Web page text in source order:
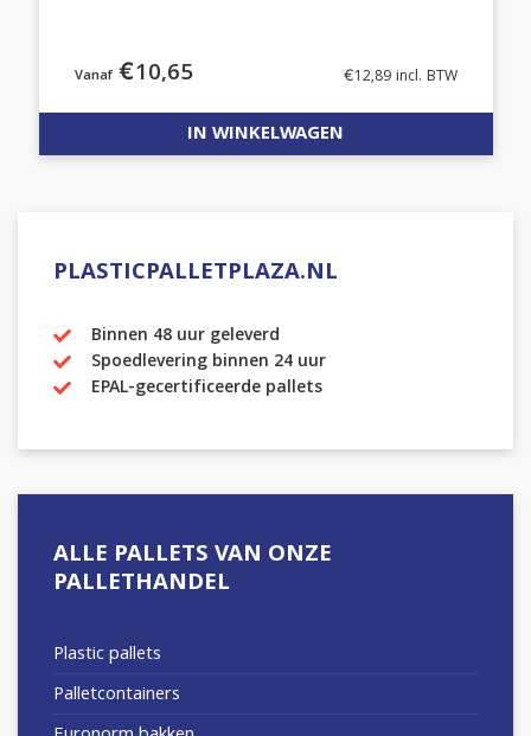
PLASTICPALLETPLAZA.NL
Binnen 48 uur geleverd
Spoedlevering binnen 24 uur
EPAL-gecertificeerde pallets
ALLE PALLETS VAN ONZE
PALLETHANDEL
Plastic pallets
Palletcontainers
€10,65 €12,89incl. BTW
IN WINKELWAGEN